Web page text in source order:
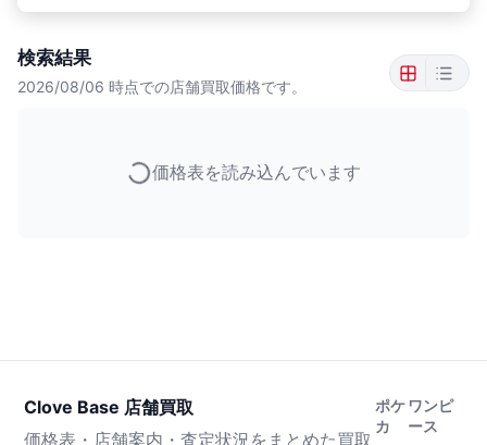
検索結果
2026/08/06 時点での店舗買取価格です。
価格表を読み込んでいます
Clove Base 店舗買取
価格表・店舗案内・査定状況をまとめた買取
ポケ
カ
ワンピ
ース